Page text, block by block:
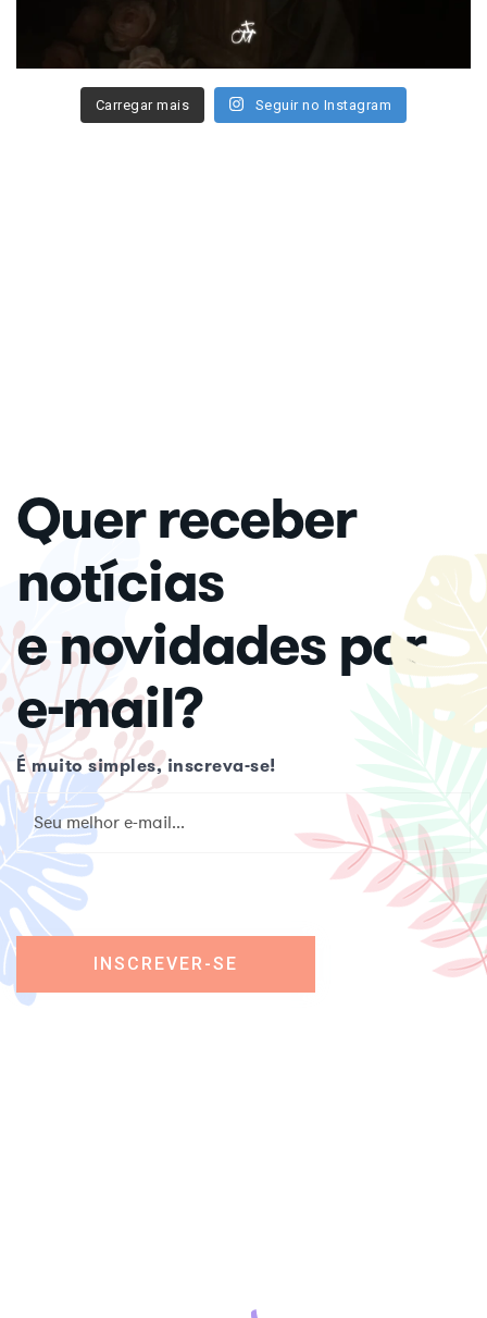
Carregar mais Seguir no Instagram
Quer receber
notícias
e novidades por
e-mail?
É muito simples, inscreva-se!